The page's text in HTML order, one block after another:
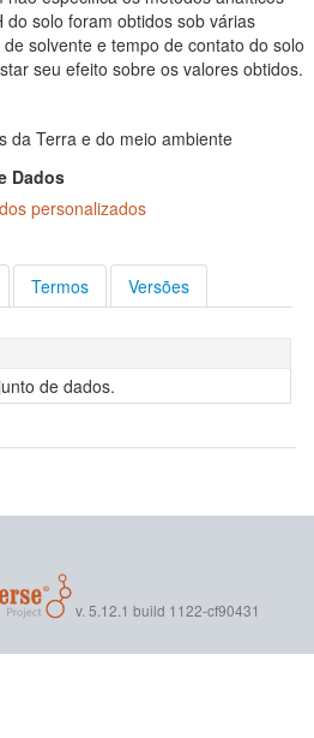
do solo foram obtidos sob várias
solvente e tempo de contato do solo
seu efeito sobre os valores obtidos.
da Terra e do meio ambiente
Dados
personalizados
Termos Versões
de dados.
v. 5.12.1 build 1122-cf90431